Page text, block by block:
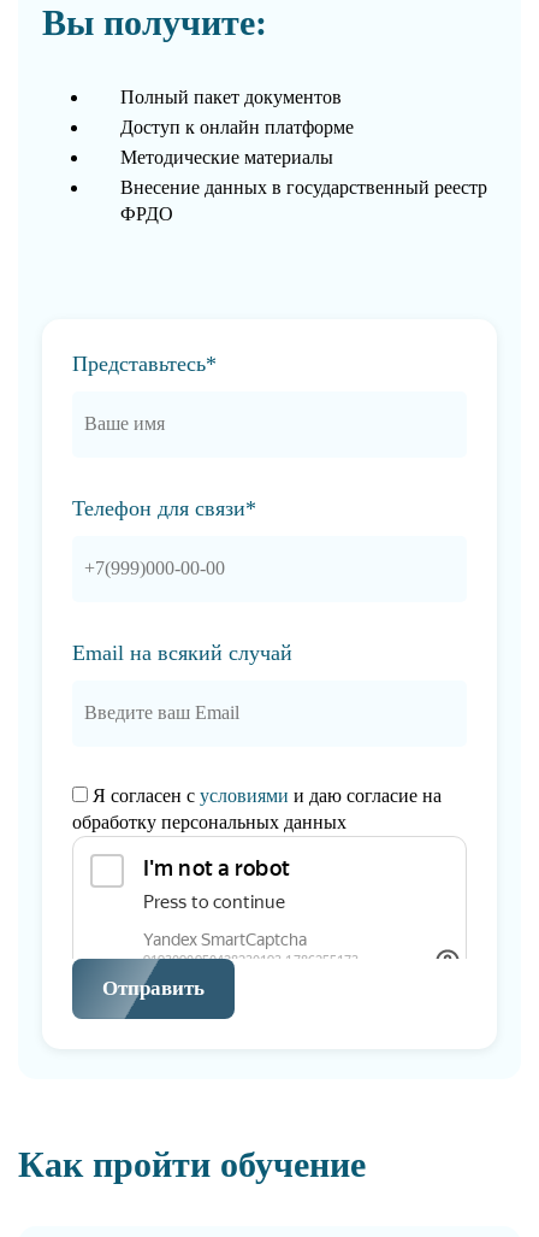
Вы получите:
Полный пакет документов
Доступ к онлайн платформе
Методические материалы
Внесение данных в государственный реестр
ФРДО
Представьтесь*
Телефон для связи*
Email на всякий случай
Я согласен с условиями и даю согласие на
обработку персональных данных
Отправить
Как пройти обучение